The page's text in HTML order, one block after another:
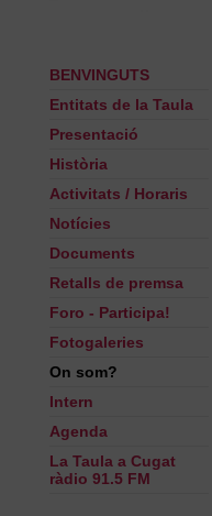
BENVINGUTS
Entitats de la Taula
Presentació
Història
Activitats / Horaris
Notícies
Documents
Retalls de premsa
Foro - Participa!
Fotogaleries
On som?
Intern
Agenda
La Taula a Cugat
ràdio 91.5 FM